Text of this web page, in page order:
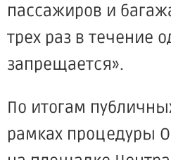
пассажиров и
трех раз в течение
запрещается».
По итогам
рамках процедуры